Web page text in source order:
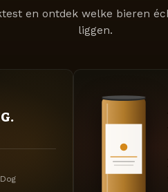
en ontdek welke bieren
liggen.